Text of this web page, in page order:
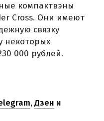
компактвэны
Cross. Они имеют
связку
некоторых
000 рублей.
,Дзен и